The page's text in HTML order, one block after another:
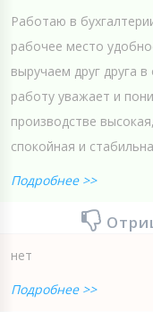
Работаю в
рабочее место
выручаем друг друга
работу уважает и
производстве
спокойная и
Подробнее >>
нет
Подробнее >>